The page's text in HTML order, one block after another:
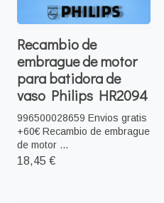
Recambio de
embrague de motor
para batidora de
vaso Philips HR2094
996500028659 Envios gratis
+60€ Recambio de embrague
de motor ...
18,45 €